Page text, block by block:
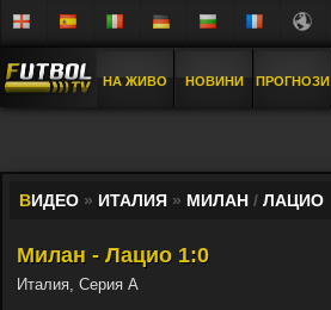
НА ЖИВО НОВИНИ ПРОГНОЗИ
ВИДЕО » ИТАЛИЯ » МИЛАН / ЛАЦИО
Милан - Лацио 1:0
Италия, Серия А